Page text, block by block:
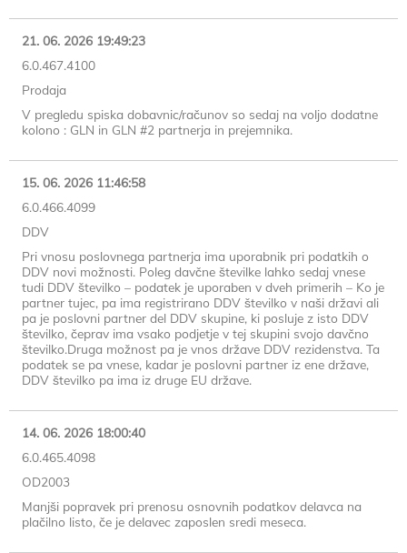
21. 06. 2026 19:49:23
6.0.467.4100
Prodaja
V pregledu spiska dobavnic/računov so sedaj na voljo dodatne
kolono : GLN in GLN #2 partnerja in prejemnika.
15. 06. 2026 11:46:58
6.0.466.4099
DDV
Pri vnosu poslovnega partnerja ima uporabnik pri podatkih o
DDV novi možnosti. Poleg davčne številke lahko sedaj vnese
tudi DDV številko – podatek je uporaben v dveh primerih – Ko je
partner tujec, pa ima registrirano DDV številko v naši državi ali
pa je poslovni partner del DDV skupine, ki posluje z isto DDV
številko, čeprav ima vsako podjetje v tej skupini svojo davčno
številko.Druga možnost pa je vnos države DDV rezidenstva. Ta
podatek se pa vnese, kadar je poslovni partner iz ene države,
DDV številko pa ima iz druge EU države.
14. 06. 2026 18:00:40
6.0.465.4098
OD2003
Manjši popravek pri prenosu osnovnih podatkov delavca na
plačilno listo, če je delavec zaposlen sredi meseca.